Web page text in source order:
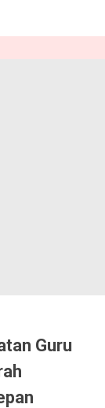
Guru